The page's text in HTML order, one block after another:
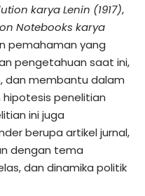
karya Lenin (1917),
Notebooks karya
pemahaman yang
pengetahuan saat ini,
dan membantu dalam
penelitian
ini juga
berupa artikel jurnal,
dengan tema
dan dinamika politik